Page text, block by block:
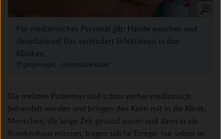
Für medizinisches Personal gilt: Hände waschen und
desinfizieren! Das verhindert Infektionen in den
Kliniken.
gettyimages - contrastwerkstatt
Die meisten Patienten sind schon vorher medizinisch
behandelt worden und bringen den Keim mit in die Klinik.
Menschen, die lange Zeit gesund waren und dann in ein
Krankenhaus müssen, tragen solche Erreger nur selten in